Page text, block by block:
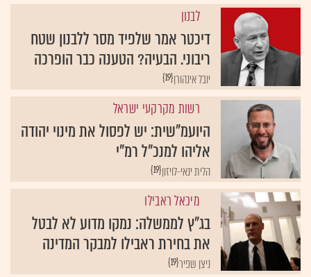
לבנון
דיכטר אמר שלפיד מסר ללבנון שטח
ריבוני. הבעיה? הטענה כבר הופרכה
{19}יובל אינהורן
רשות מקרקעי ישראל
היועמ"שית: יש לפסול את מינוי יהודה
אליהו למנכ"ל רמ"י
{19}הלית ינאי-לויזון
מיכאל ראבילו
בג"ץ לממשלה: נמקו מדוע לא לבטל
את בחירת ראבילו למבקר המדינה
{19}ניצן שפיר